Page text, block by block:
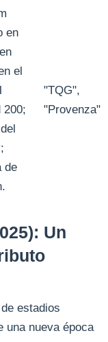
en
el
200;
de
"TQG",
"Provenza"
Un
estadios
una nueva época